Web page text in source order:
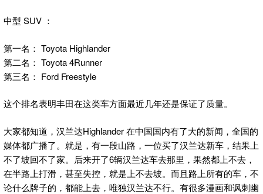
中型 SUV ：
第一名： Toyota Highlander
第二名： Toyota 4Runner
第三名： Ford Freestyle
这个排名表明丰田在这类车方面最近几年还是保证了质量。
大家都知道，汉兰达Highlander 在中国国内有了大的新闻，全国的
媒体都广播了。就是，有一段山路，一位买了汉兰达新车，结果上
不了坡回不了家。后来开了6辆汉兰达车去那里，果然都上不去，
在半路上打滑，甚至失控，就是上不去坡。而且路上所有的车，不
论什么牌子的，都能上去，唯独汉兰达不行。有很多漫画和讽刺幽